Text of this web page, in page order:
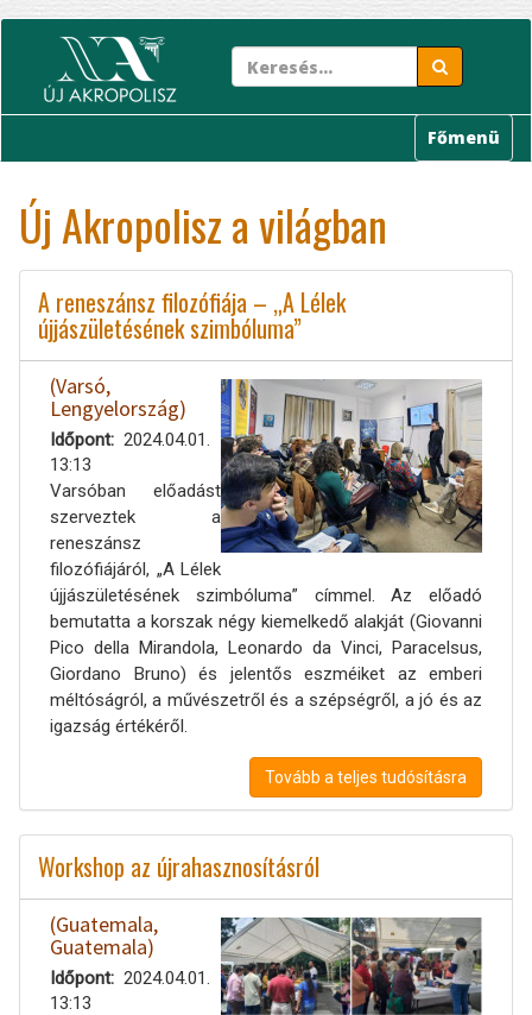
tartalomra
Főmenü
Új Akropolisz a világban
A reneszánsz filozófiája – „A Lélek
újjászületésének szimbóluma”
(Varsó,
Lengyelország)
Időpont
2024.04.01.
13:13
Varsóban előadást
szerveztek a
reneszánsz
filozófiájáról, „A Lélek
újjászületésének szimbóluma” címmel. Az előadó
bemutatta a korszak négy kiemelkedő alakját (Giovanni
Pico della Mirandola, Leonardo da Vinci, Paracelsus,
Giordano Bruno) és jelentős eszméiket az emberi
méltóságról, a művészetről és a szépségről, a jó és az
igazság értékéről.
Tovább a teljes tudósításra
Workshop az újrahasznosításról
(Guatemala,
Guatemala)
Időpont
2024.04.01.
13:13